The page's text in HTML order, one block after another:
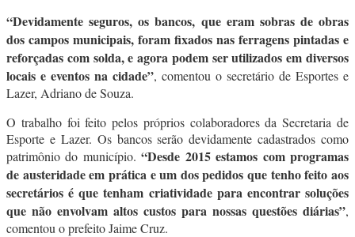
“Devidamente seguros, os bancos, que eram sobras de obras
dos campos municipais, foram fixados nas ferragens pintadas e
reforçadas com solda, e agora podem ser utilizados em diversos
locais e eventos na cidade”, comentou o secretário de Esportes e
Lazer, Adriano de Souza.
O trabalho foi feito pelos próprios colaboradores da Secretaria de
Esporte e Lazer. Os bancos serão devidamente cadastrados como
patrimônio do município.“Desde 2015 estamos com programas
de austeridade em prática e um dos pedidos que tenho feito aos
secretários é que tenham criatividade para encontrar soluções
que não envolvam altos custos para nossas questões diárias”,
comentou o prefeito Jaime Cruz.